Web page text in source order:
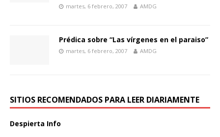
martes, 6 febrero, 2007 AMDG
Prédica sobre “Las vírgenes en el paraiso”
martes, 6 febrero, 2007 AMDG
SITIOS RECOMENDADOS PARA LEER DIARIAMENTE
Despierta Info